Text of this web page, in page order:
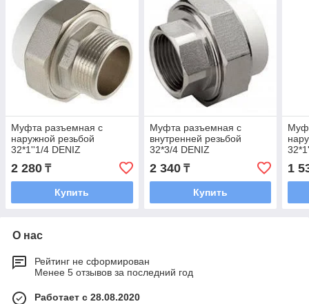
Муфта разъемная с
наружной резьбой
32*1''1/4 DENIZ
2 280 ₸
Купить
Муфта разъемная с
внутренней резьбой
32*3/4 DENIZ
2 340₸
Купить
1
О нас
Рейтинг не сформирован
Менее 5 отзывов за последний год
Работает с 28.08.2020